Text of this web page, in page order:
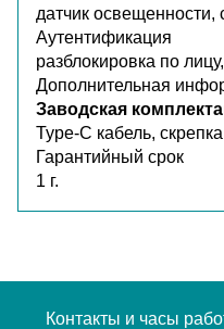
датчик освещенности,
Аутентификация
разблокировка по
Дополнительная
Заводская
Type-C кабель,
Гарантийный срок
1 г.
Контакты и часы